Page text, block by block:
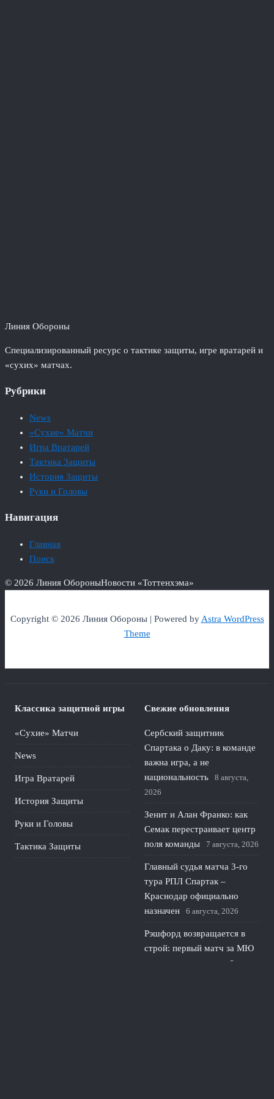
Линия Обороны
Специализированный ресурс о тактике защиты, игре вратарей и
«сухих» матчах.
Рубрики
News
«Сухие» Матчи
Игра Вратарей
Тактика Защиты
История Защиты
Руки и Головы
Навигация
Главная
Поиск
© 2026 Линия ОбороныНовости «Тоттенхэма»
Copyright © 2026 Линия Обороны | Powered byAstra WordPress
Theme
Классика защитной игры
«Сухие» Матчи
News
Игра Вратарей
История Защиты
Руки и Головы
Тактика Защиты
Свежие обновления
Сербский защитник
Спартака о Даку: в команде
важна игра, а не
национальность
8 августа,
2026
Зенит и Алан Франко: как
Семак перестраивает центр
поля команды
7 августа, 2026
Главный судья матча 3-го
тура РПЛ Спартак –
Краснодар официально
назначен
6 августа, 2026
Рэшфорд возвращается в
строй: первый матч за МЮ
5